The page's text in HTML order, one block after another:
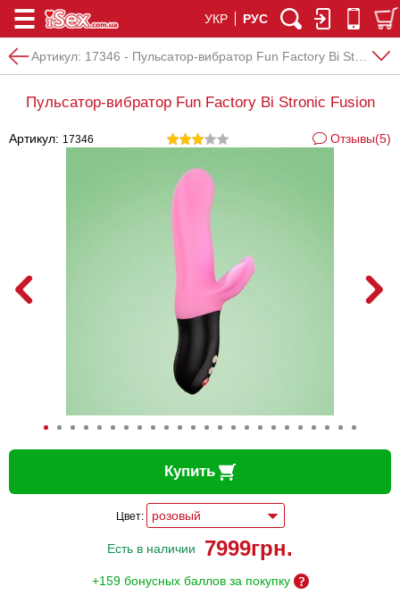
УКР РУС
Артикул: 17346 - Пульсатор-вибратор Fun Factory Bi Stronic Fusion
Пульсатор-вибратор Fun Factory Bi Stronic Fusion
Артикул: 17346 Отзывы(5)
Купить
Цвет:
Есть в наличии 7999грн.
+159 бонусных баллов за покупку